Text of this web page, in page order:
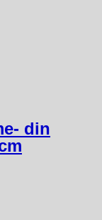
- din